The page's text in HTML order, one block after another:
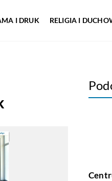
I DRUK RELIGIA I